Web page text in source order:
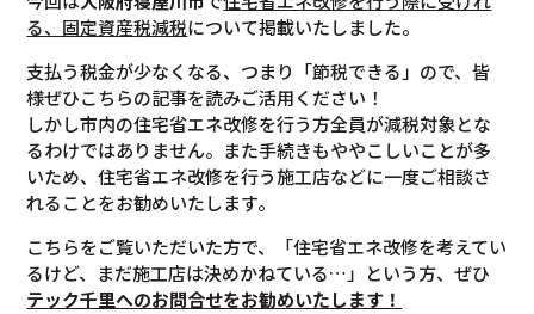
る、固定資産税減税について掲載いたしました。
支払う税金が少なくなる、つまり「節税できる」ので、皆
様ぜひこちらの記事を読みご活用ください！
しかし市内の住宅省エネ改修を行う方全員が減税対象とな
るわけではありません。また手続きもややこしいことが多
いため、住宅省エネ改修を行う施工店などに一度ご相談さ
れることをお勧めいたします。
こちらをご覧いただいた方で、「住宅省エネ改修を考えてい
るけど、まだ施工店は決めかねている…」という方、ぜひ
テック千里へのお問合せをお勧めいたします！